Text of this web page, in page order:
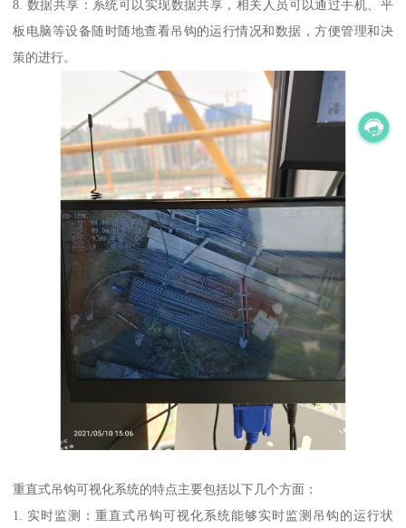
8. 数据共享：系统可以实现数据共享，相关人员可以通过手机、平
板电脑等设备随时随地查看吊钩的运行情况和数据，方便管理和决
策的进行。
重直式吊钩可视化系统的特点主要包括以下几个方面：
1. 实时监测：重直式吊钩可视化系统能够实时监测吊钩的运行状